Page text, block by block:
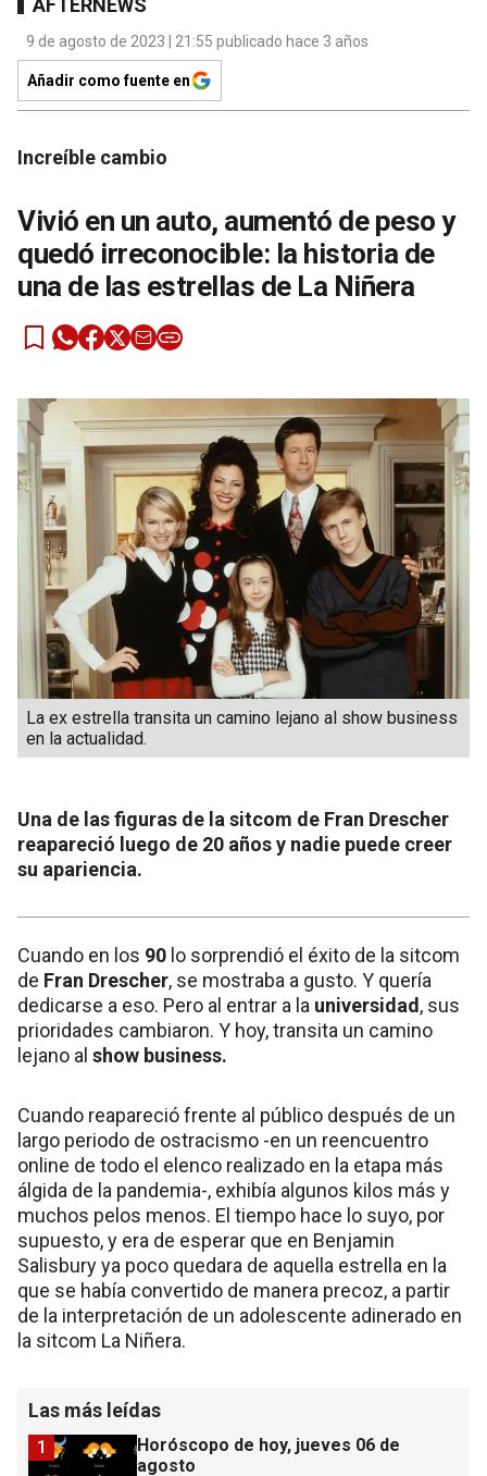
AFTERNEWS
9 de agosto de 2023 | 21:55 publicado hace 3 años
Añadir como fuente en
Increíble cambio
Vivió en un auto, aumentó de peso y
quedó irreconocible: la historia de
una de las estrellas de La Niñera
La ex estrella transita un camino lejano al show business
en la actualidad.
Una de las figuras de la sitcom de Fran Drescher
reapareció luego de 20 años y nadie puede creer
su apariencia.
Cuando en los 90 lo sorprendió el éxito de la sitcom
de Fran Drescher, se mostraba a gusto. Y quería
dedicarse a eso. Pero al entrar a la universidad, sus
prioridades cambiaron. Y hoy, transita un camino
lejano al show business.
Cuando reapareció frente al público después de un
largo periodo de ostracismo -en un reencuentro
online de todo el elenco realizado en la etapa más
álgida de la pandemia-, exhibía algunos kilos más y
muchos pelos menos. El tiempo hace lo suyo, por
supuesto, y era de esperar que en Benjamin
Salisbury ya poco quedara de aquella estrella en la
que se había convertido de manera precoz, a partir
de la interpretación de un adolescente adinerado en
la sitcom La Niñera.
Las más leídas
Horóscopo de hoy, jueves 06 de
agosto
1